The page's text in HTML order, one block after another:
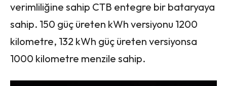
verimliliğine sahip CTB entegre bir bataryaya
sahip. 150 güç üreten kWh versiyonu 1200
kilometre, 132 kWh güç üreten versiyonsa
1000 kilometre menzile sahip.